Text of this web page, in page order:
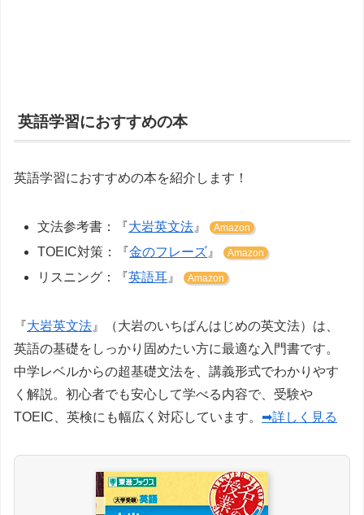
英語学習におすすめの本
英語学習におすすめの本を紹介します！
文法参考書：『大岩英文法 』 Amazon
TOEIC対策：『金のフレーズ 』 Amazon
リスニング：『英語耳 』 Amazon
『大岩英文法 』（大岩のいちばんはじめの英文法）は、
英語の基礎をしっかり固めたい方に最適な入門書です。
中学レベルからの超基礎文法を、講義形式でわかりやす
く解説。初心者でも安心して学べる内容で、受験や
TOEIC、英検にも幅広く対応しています。 ➡詳しく見る